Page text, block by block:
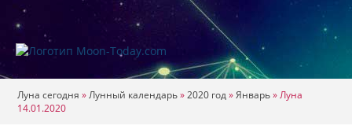
Луна сегодня »Лунный календарь»2020 год»Январь»Луна
14.01.2020